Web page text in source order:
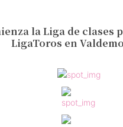
la Liga de clases
LigaToros en